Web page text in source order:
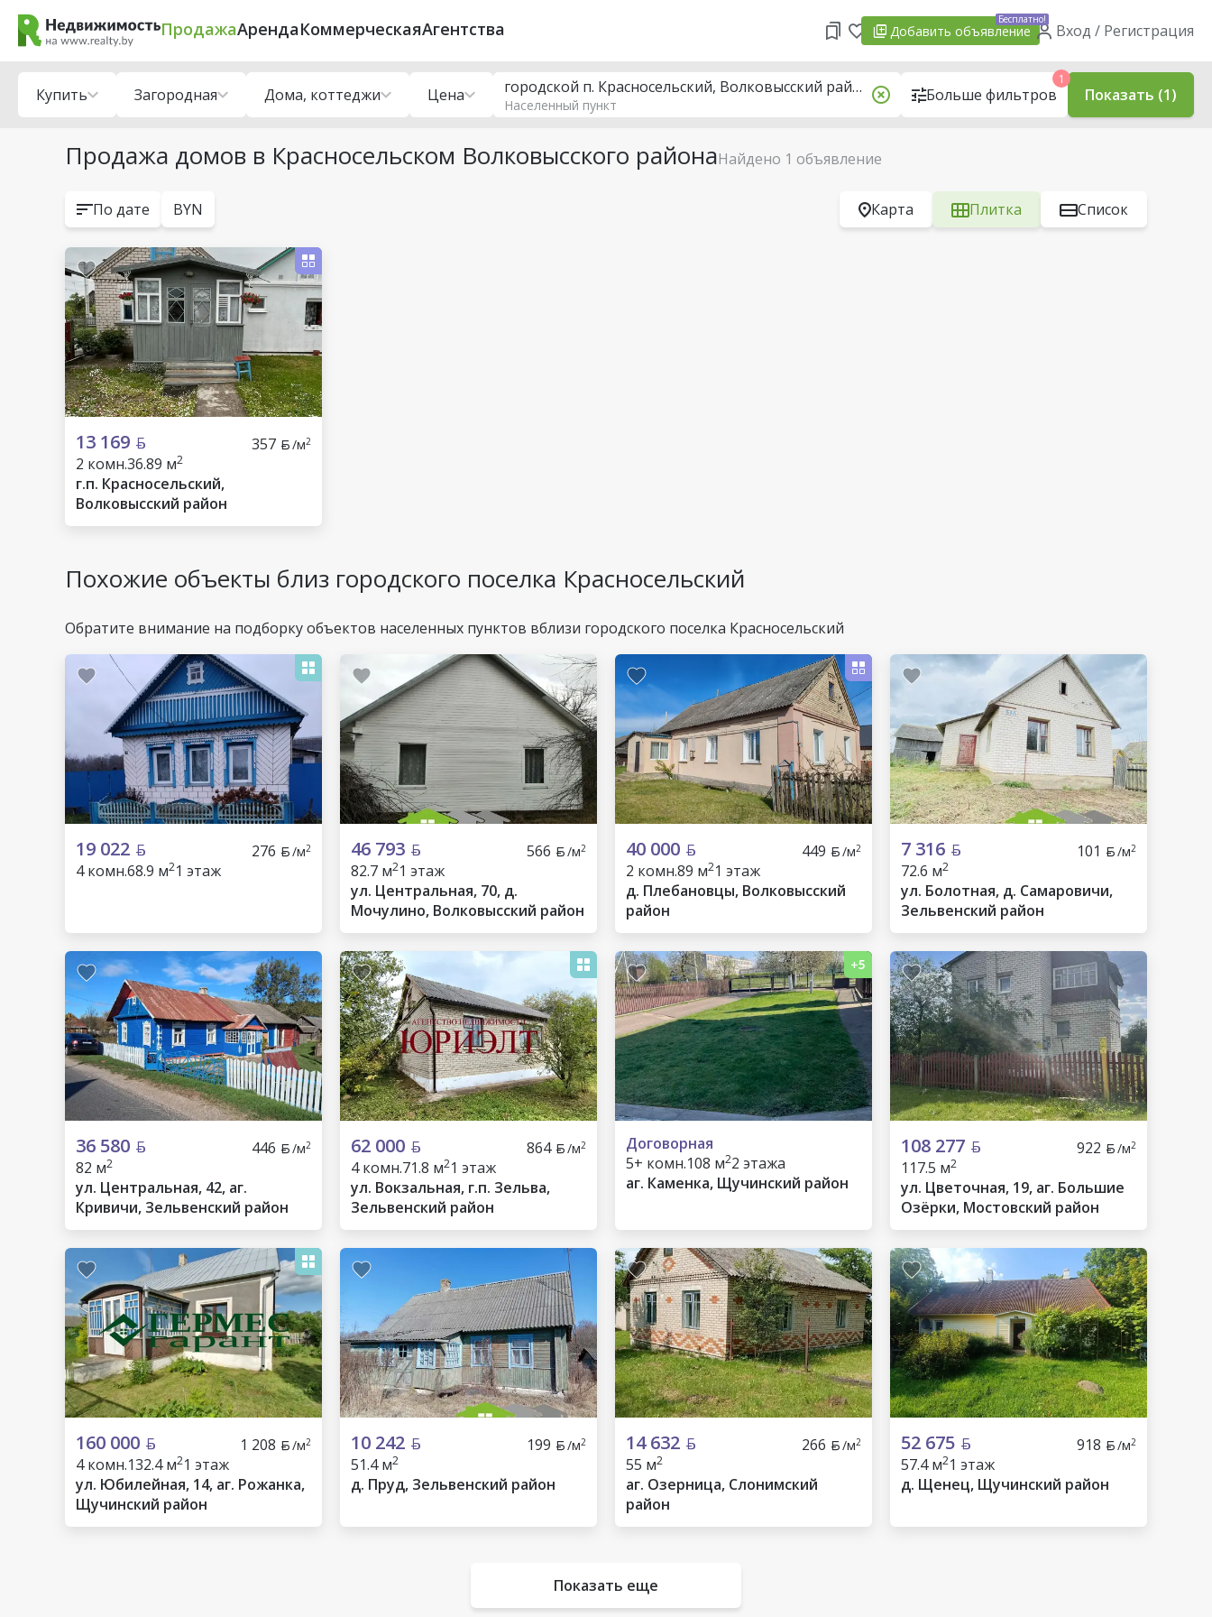
ПродажаАрендаКоммерческаяАгентства Добавить объявление
Бесплатно!
Вход / Регистрация
Продажа домов в Красносельском Волковысского районаНайдено 1 объявление
Купить Загородная Дома, коттеджи Цена городской п. Красносельский, Волковысский район
Населенный пункт Больше фильтров
1
Показать (1)
По дате BYN Карта Плитка Список
13 169 357 /м2
2 комн.36.89 м2
г.п. Красносельский,
Волковысский район
Похожие объекты близ городского поселка Красносельский
Обратите внимание на подборку объектов населенных пунктов вблизи городского поселка Красносельский
19 022 276 /м2
4 комн.68.9 м21 этаж
46 793 566 /м2
82.7 м21 этаж
ул. Центральная, 70, д.
Мочулино, Волковысский район
40 000 449 /м2
2 комн.89 м21 этаж
д. Плебановцы, Волковысский
район
7 316 101 /м2
72.6 м2
ул. Болотная, д. Самаровичи,
Зельвенский район
36 580 446 /м2
82 м2
ул. Центральная, 42, аг.
Кривичи, Зельвенский район
62 000 864 /м2
4 комн.71.8 м21 этаж
ул. Вокзальная, г.п. Зельва,
Зельвенский район
Договорная
5+ комн.108 м22 этажа
аг. Каменка, Щучинский район
108 277 922 /м2
117.5 м2
ул. Цветочная, 19, аг. Большие
Озёрки, Мостовский район
160 000 1 208 /м2
4 комн.132.4 м21 этаж
ул. Юбилейная, 14, аг. Рожанка,
Щучинский район
10 242 199 /м2
51.4 м2
д. Пруд, Зельвенский район
14 632 266 /м2
55 м2
аг. Озерница, Слонимский
район
52 675 918 /м2
57.4 м21 этаж
д. Щенец, Щучинский район
Показать еще